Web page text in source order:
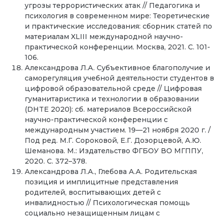
угрозы террористических атак // Педагогика и
психология в современном мире: Теоретические
и практические исследования: сборник статей по
материалам XLIII международной научно-
практической конференции. Москва, 2021. С. 101-
106.
Александрова Л.А. Субъективное благополучие и
саморегуляция учебной деятельности студентов в
цифровой образовательной среде // Цифровая
гуманитаристика и технологии в образовании
(DHTE 2020): сб. материалов Всероссийской
научно-практической конференции с
международным участием. 19—21 ноября 2020 г. /
Под ред. М.Г. Сороковой, Е.Г. Дозорцевой, А.Ю.
Шеманова. М.: Издательство ФГБОУ ВО МГППУ,
2020. С. 372–378.
Александрова Л.А., Глебова А.А. Родительская
позиция и имплицитные представления
родителей, воспитывающих детей с
инвалидностью // Психологическая помощь
социально незащищенным лицам с